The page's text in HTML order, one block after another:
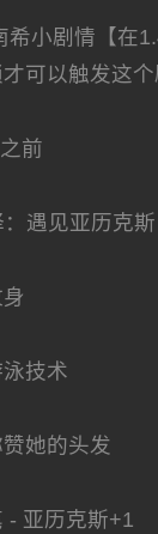
希小剧情【在
可以触发这个
前
遇见亚历克斯
技术
她的头发
- 亚历克斯+1